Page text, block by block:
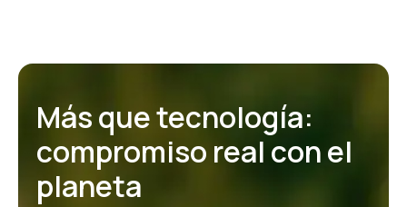
Más que tecnología:
compromiso real con el
planeta